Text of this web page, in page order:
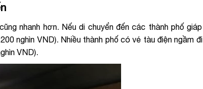
nhanh hơn. Nếu di chuyển đến các thành phố giáp
nghìn VND). Nhiều thành phố có vé tàu điện ngầm đi
VND).